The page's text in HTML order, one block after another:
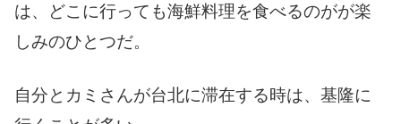
は、どこに行っても海鮮料理を食べるのがが楽
しみのひとつだ。
自分とカミさんが台北に滞在する時は、基隆に